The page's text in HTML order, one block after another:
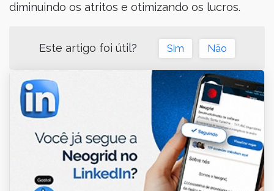
diminuindo os atritos e otimizando os lucros.
Este artigo foi útil? Sim Não